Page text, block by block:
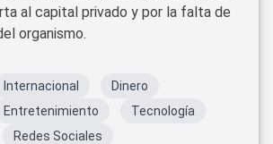
al capital privado y por la falta de
organismo.
Internacional
Dinero
Entretenimiento
Tecnología
Redes Sociales